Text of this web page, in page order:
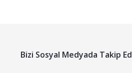
Bizi Sosyal Medyada Takip